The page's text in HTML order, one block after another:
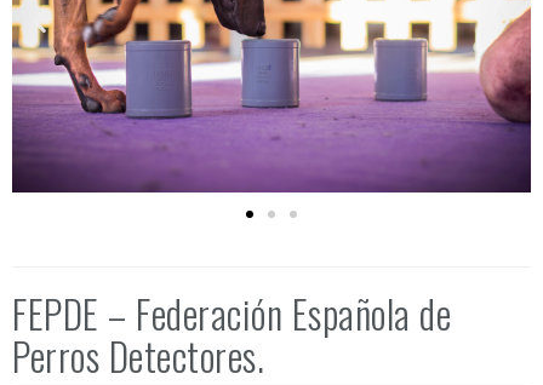
FEPDE – Federación Española de
Perros Detectores.